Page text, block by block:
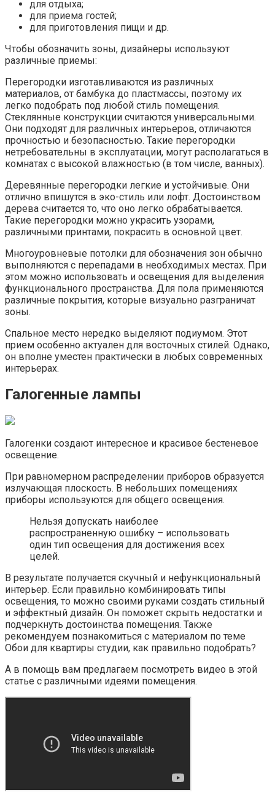
для отдыха;
для приема гостей;
для приготовления пищи и др.
Чтобы обозначить зоны, дизайнеры используют
различные приемы:
Перегородки изготавливаются из различных
материалов, от бамбука до пластмассы, поэтому их
легко подобрать под любой стиль помещения.
Стеклянные конструкции считаются универсальными.
Они подходят для различных интерьеров, отличаются
прочностью и безопасностью. Такие перегородки
нетребовательны в эксплуатации, могут располагаться в
комнатах с высокой влажностью (в том числе, ванных).
Деревянные перегородки легкие и устойчивые. Они
отлично впишутся в эко-стиль или лофт. Достоинством
дерева считается то, что оно легко обрабатывается.
Такие перегородки можно украсить узорами,
различными принтами, покрасить в основной цвет.
Многоуровневые потолки для обозначения зон обычно
выполняются с перепадами в необходимых местах. При
этом можно использовать и освещения для выделения
функционального пространства. Для пола применяются
различные покрытия, которые визуально разграничат
зоны.
Спальное место нередко выделяют подиумом. Этот
прием особенно актуален для восточных стилей. Однако,
он вполне уместен практически в любых современных
интерьерах.
Галогенные лампы
Галогенки создают интересное и красивое бестеневое
освещение.
При равномерном распределении приборов образуется
излучающая плоскость. В небольших помещениях
приборы используются для общего освещения.
Нельзя допускать наиболее
распространенную ошибку – использовать
один тип освещения для достижения всех
целей.
В результате получается скучный и нефункциональный
интерьер. Если правильно комбинировать типы
освещения, то можно своими руками создать стильный
и эффектный дизайн. Он поможет скрыть недостатки и
подчеркнуть достоинства помещения. Также
рекомендуем познакомиться с материалом по теме
Обои для квартиры студии, как правильно подобрать?
А в помощь вам предлагаем посмотреть видео в этой
статье с различными идеями помещения.